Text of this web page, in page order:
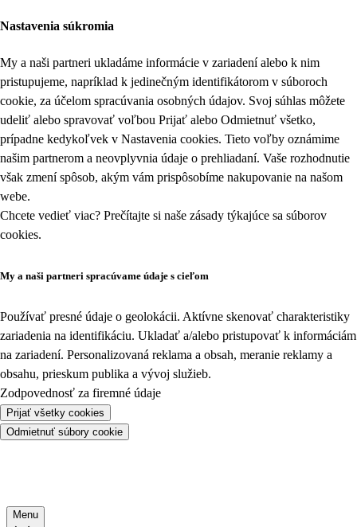
Nastavenia súkromia
My a naši partneri ukladáme informácie v zariadení alebo k nim
pristupujeme, napríklad k jedinečným identifikátorom v súboroch
cookie, za účelom spracúvania osobných údajov. Svoj súhlas môžete
udeliť alebo spravovať voľbou Prijať alebo Odmietnuť všetko,
prípadne kedykoľvek v Nastavenia cookies. Tieto voľby oznámime
našim partnerom a neovplyvnia údaje o prehliadaní. Vaše rozhodnutie
však zmení spôsob, akým vám prispôsobíme nakupovanie na našom
webe.
Chcete vedieť viac? Prečítajte si naše zásady týkajúce sa súborov
cookies.
My a naši partneri spracúvame údaje s cieľom
Používať presné údaje o geolokácii. Aktívne skenovať charakteristiky
zariadenia na identifikáciu. Ukladať a/alebo pristupovať k informáciám
na zariadení. Personalizovaná reklama a obsah, meranie reklamy a
obsahu, prieskum publika a vývoj služieb.
Zodpovednosť za firemné údaje
Prijať všetky cookies
Odmietnuť súbory cookie
Menu